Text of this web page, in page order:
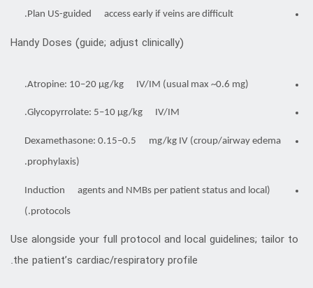
Plan US-guided access early if veins are difficult.
Handy Doses (guide; adjust clinically)
Atropine: 10–20 µg/kg IV/IM (usual max ~0.6 mg).
Glycopyrrolate: 5–10 µg/kg IV/IM.
Dexamethasone: 0.15–0.5 mg/kg IV (croup/airway edema
prophylaxis).
(Induction agents and NMBs per patient status and local
protocols.)
Use alongside your full protocol and local guidelines; tailor to
the patient’s cardiac/respiratory profile.